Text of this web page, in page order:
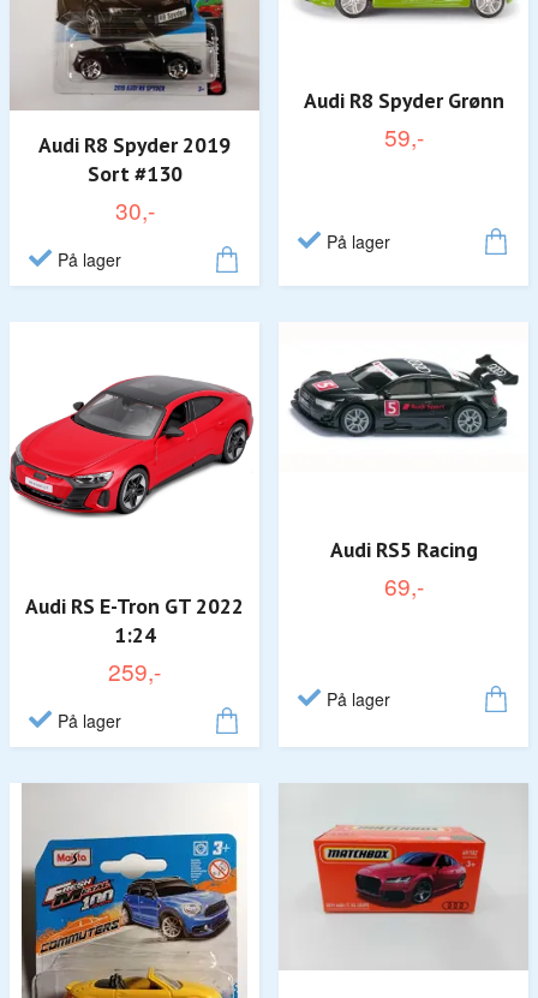
Audi R8 Spyder 2019
Sort #130
30,-
På lager
Audi R8 Spyder Grønn
59,-
På lager
Audi RS E-Tron GT 2022
1:24
259,-
På lager
Audi RS5 Racing
69,-
På lager